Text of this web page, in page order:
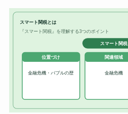
スマート関税とは
『スマート関税』を理解する3つのポイント
スマート関税
位置づけ
金融危機・バブルの歴
関連領域
金融危機